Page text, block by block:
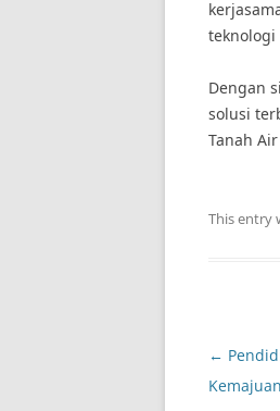
teknologi
Dengan
solusi
Tanah
This entry
Post
←